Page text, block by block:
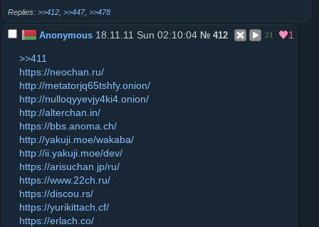
>>412 >>447, >>478
Anonymous18.11.11 Sun 02:10:04 № 412 21 1
>>411
https://neochan.ru/
http://metatorjq65tshfy.onion/
http://nulloqyyevjy4ki4.onion/
http://alterchan.in/
https://bbs.anoma.ch/
http://yakuji.moe/wakaba/
http://ii.yakuji.moe/dev/
https://arisuchan.jp/ru/
https://www.22ch.ru/
https://discou.rs/
https://yurikittach.cf/
https://erlach.co/